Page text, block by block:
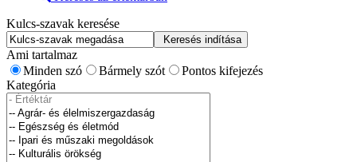
Kulcs-szavak keresése
Keresés indítása
Ami tartalmaz
Minden szó
Bármely szót
Pontos kifejezés
Kategória